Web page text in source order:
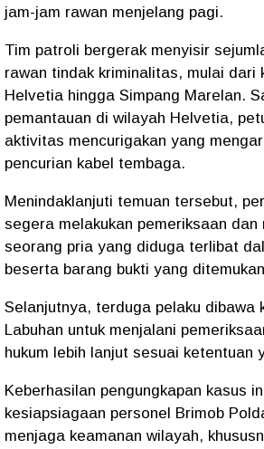
jam-jam rawan menjelang pagi.
Tim patroli bergerak menyisir
rawan tindak kriminalitas, mulai dari
Helvetia hingga Simpang Marelan.
pemantauan di wilayah Helvetia,
aktivitas mencurigakan yang
pencurian kabel tembaga.
Menindaklanjuti temuan tersebut,
segera melakukan pemeriksaan dan
seorang pria yang diduga terlibat
beserta barang bukti yang
Selanjutnya, terduga pelaku dibawa
Labuhan untuk menjalani
hukum lebih lanjut sesuai ketentuan
Keberhasilan pengungkapan kasus
kesiapsiagaan personel Brimob
menjaga keamanan wilayah,